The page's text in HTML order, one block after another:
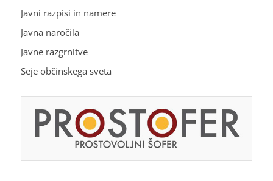
Javni razpisi in namere
Javna naročila
Javne razgrnitve
Seje občinskega sveta